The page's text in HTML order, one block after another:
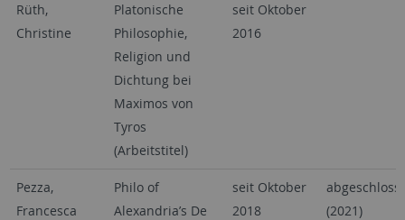
Rüth,
Christine
Platonische
Philosophie,
Religion und
Dichtung bei
Maximos von
Tyros
(Arbeitstitel)
seit Oktober
2016
Pezza,
Francesca
Philo of
Alexandria’s De
seit Oktober
2018
(2021)